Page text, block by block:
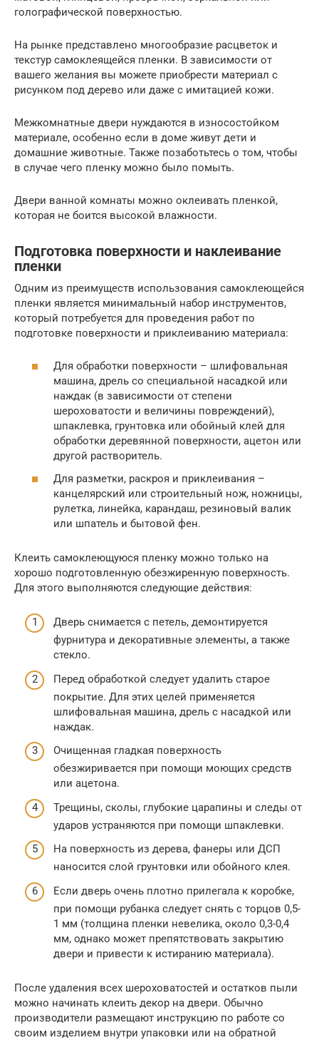
голографической поверхностью.
На рынке представлено многообразие расцветок и
текстур самоклеящейся пленки. В зависимости от
вашего желания вы можете приобрести материал с
рисунком под дерево или даже с имитацией кожи.
Межкомнатные двери нуждаются в износостойком
материале, особенно если в доме живут дети и
домашние животные. Также позаботьтесь о том, чтобы
в случае чего пленку можно было помыть.
Двери ванной комнаты можно оклеивать пленкой,
которая не боится высокой влажности.
Подготовка поверхности и наклеивание
пленки
Одним из преимуществ использования самоклеющейся
пленки является минимальный набор инструментов,
который потребуется для проведения работ по
подготовке поверхности и приклеиванию материала:
Для обработки поверхности – шлифовальная
машина, дрель со специальной насадкой или
наждак (в зависимости от степени
шероховатости и величины повреждений),
шпаклевка, грунтовка или обойный клей для
обработки деревянной поверхности, ацетон или
другой растворитель.
Для разметки, раскроя и приклеивания –
канцелярский или строительный нож, ножницы,
рулетка, линейка, карандаш, резиновый валик
или шпатель и бытовой фен.
Клеить самоклеющуюся пленку можно только на
хорошо подготовленную обезжиренную поверхность.
Для этого выполняются следующие действия:
Дверь снимается с петель, демонтируется
фурнитура и декоративные элементы, а также
стекло.
Перед обработкой следует удалить старое
покрытие. Для этих целей применяется
шлифовальная машина, дрель с насадкой или
наждак.
Очищенная гладкая поверхность
обезжиривается при помощи моющих средств
или ацетона.
Трещины, сколы, глубокие царапины и следы от
ударов устраняются при помощи шпаклевки.
На поверхность из дерева, фанеры или ДСП
наносится слой грунтовки или обойного клея.
Если дверь очень плотно прилегала к коробке,
при помощи рубанка следует снять с торцов 0,5-
1 мм (толщина пленки невелика, около 0,3-0,4
мм, однако может препятствовать закрытию
двери и привести к истиранию материала).
После удаления всех шероховатостей и остатков пыли
можно начинать клеить декор на двери. Обычно
производители размещают инструкцию по работе со
своим изделием внутри упаковки или на обратной